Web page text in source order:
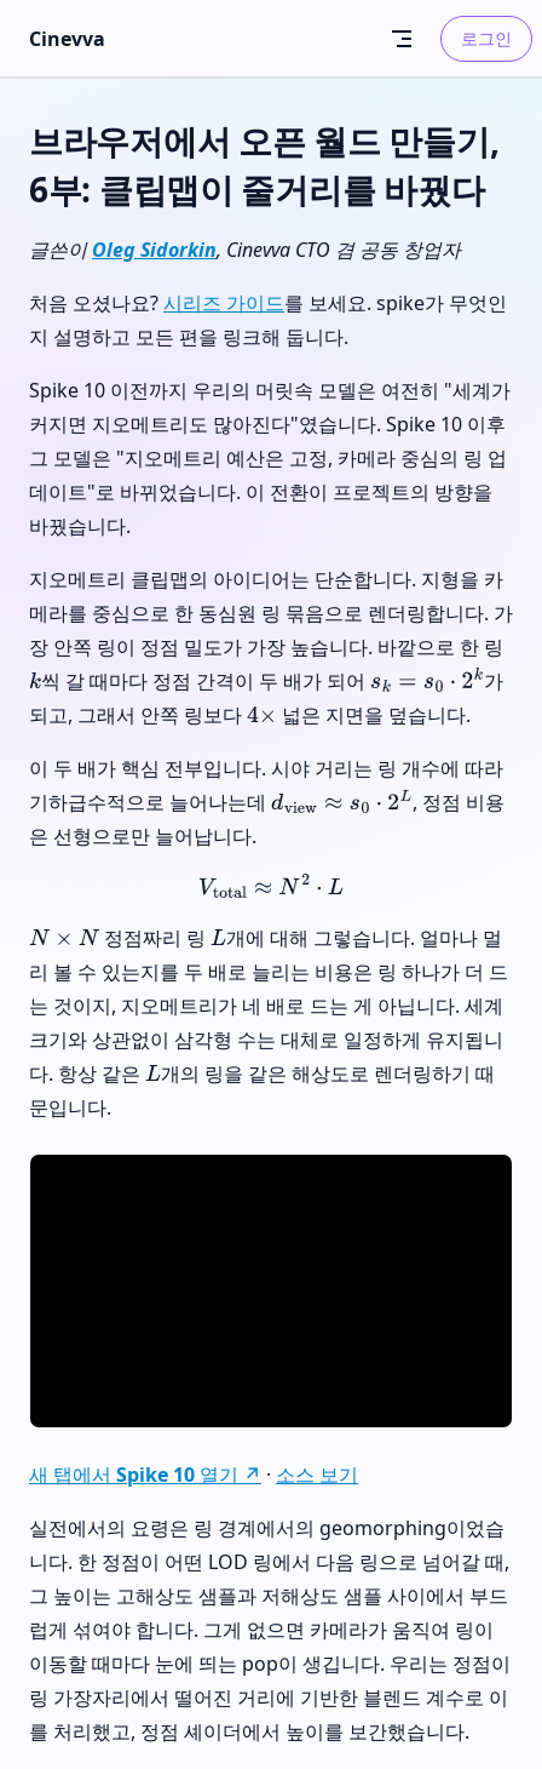
Skip to content
Cinevva 로그인
브라우저에서 오픈 월드 만들기,
6부: 클립맵이 줄거리를 바꿨다
글쓴이Oleg Sidorkin, Cinevva CTO 겸 공동 창업자
처음 오셨나요?시리즈 가이드를 보세요. spike가 무엇인
지 설명하고 모든 편을 링크해 둡니다.
Spike 10 이전까지 우리의 머릿속 모델은 여전히 "세계가
커지면 지오메트리도 많아진다"였습니다. Spike 10 이후
그 모델은 "지오메트리 예산은 고정, 카메라 중심의 링 업
데이트"로 바뀌었습니다. 이 전환이 프로젝트의 방향을
바꿨습니다.
지오메트리 클립맵의 아이디어는 단순합니다. 지형을 카
메라를 중심으로 한 동심원 링 묶음으로 렌더링합니다. 가
장 안쪽 링이 정점 밀도가 가장 높습니다. 바깥으로 한 링
k씩 갈 때마다 정점 간격이 두 배가 되어 sk =s0 ⋅2k
가
되고, 그래서 안쪽 링보다4× 넓은 지면을 덮습니다.
이 두 배가 핵심 전부입니다. 시야 거리는 링 개수에 따라
기하급수적으로 늘어나는데 dview ≈s 0⋅2 L
, 정점 비용
은 선형으로만 늘어납니다.
Vtotal ≈N2 L
N× N 정점짜리 링L 개에 대해 그렇습니다. 얼마나 멀
리 볼 수 있는지를 두 배로 늘리는 비용은 링 하나가 더 드
는 것이지, 지오메트리가 네 배로 드는 게 아닙니다. 세계
크기와 상관없이 삼각형 수는 대체로 일정하게 유지됩니
다. 항상 같은 L 개의 링을 같은 해상도로 렌더링하기 때
문입니다.
새 탭에서 Spike 10 열기 ↗ · 소스 보기
실전에서의 요령은 링 경계에서의 geomorphing이었습
니다. 한 정점이 어떤 LOD 링에서 다음 링으로 넘어갈 때,
그 높이는 고해상도 샘플과 저해상도 샘플 사이에서 부드
럽게 섞여야 합니다. 그게 없으면 카메라가 움직여 링이
이동할 때마다 눈에 띄는 pop이 생깁니다. 우리는 정점이
링 가장자리에서 떨어진 거리에 기반한 블렌드 계수로 이
를 처리했고, 정점 셰이더에서 높이를 보간했습니다.